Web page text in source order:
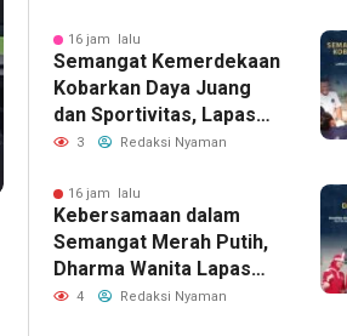
Sambut HUT RI ke-81
16 jam lalu
Semangat Kemerdekaan
Kobarkan Daya Juang
dan Sportivitas, Lapas
Kelas I Madiun Gelar
Lanjutan bagi Warga
Binaan
3 Redaksi Nyaman
16 jam lalu
Kebersamaan dalam
Semangat Merah Putih,
Dharma Wanita Lapas
Kelas I Madiun Gelar
4 Redaksi Nyaman